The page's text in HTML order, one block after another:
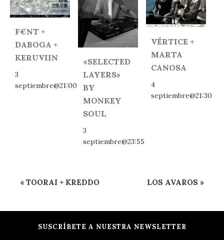
F€NT +
DABOGA +
KERUVIIN
3
septiembre@21:00
«SELECTED
LAYERS»
BY
MONKEY
SOUL
3
septiembre@23:55
VÉRTICE +
MARTA
CANOSA
4
septiembre@21:30
Navegación
« TOORAI + KREDDO LOS AVAROS »
SUSCRÍBETE A NUESTRA NEWSLETTER